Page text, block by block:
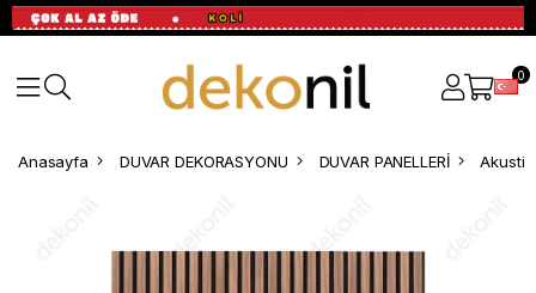
0
Anasayfa DUVAR DEKORASYONU DUVAR PANELLERİ